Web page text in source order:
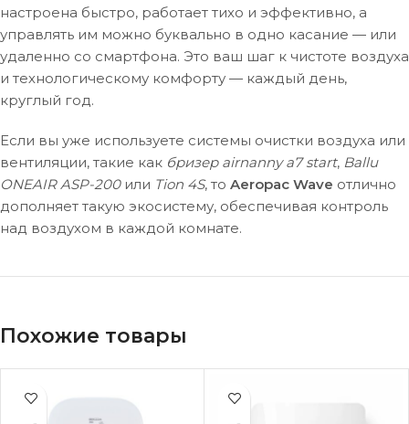
настроена быстро, работает тихо и эффективно, а
управлять им можно буквально в одно касание — или
удаленно со смартфона. Это ваш шаг к чистоте воздуха
и технологическому комфорту — каждый день,
круглый год.
Если вы уже используете системы очистки воздуха или
вентиляции, такие как бризер airnanny a7 start, Ballu
ONEAIR ASP-200или Tion 4S, то Aeropac Wave отлично
дополняет такую экосистему, обеспечивая контроль
над воздухом в каждой комнате.
Похожие товары